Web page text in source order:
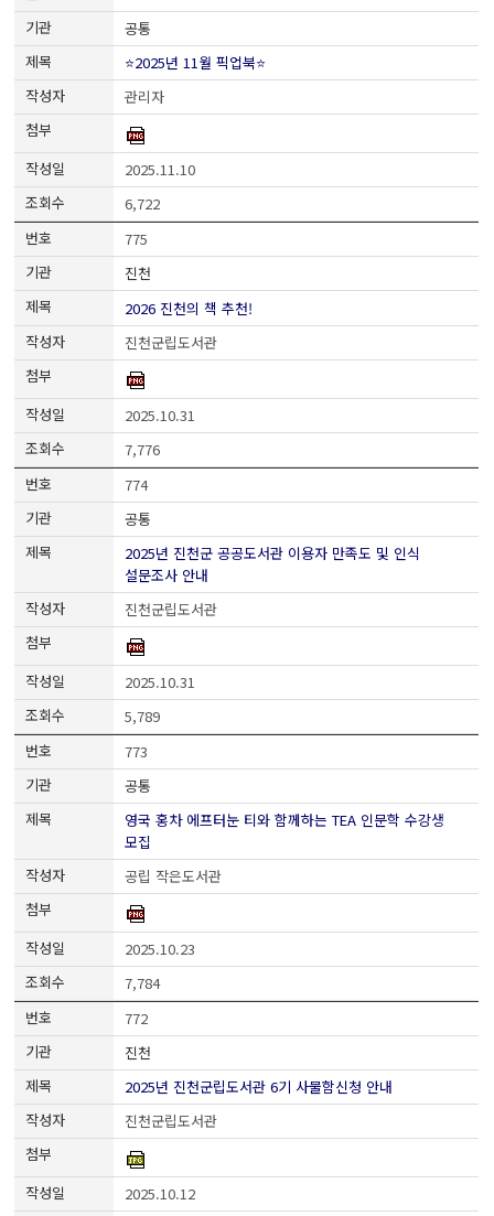
공통
⭐2025년 11월 픽업북⭐
관리자
2025.11.10
6,722
775
진천
2026 진천의 책 추천!
진천군립도서관
2025.10.31
7,776
774
공통
2025년 진천군 공공도서관 이용자 만족도 및 인식
설문조사 안내
진천군립도서관
2025.10.31
5,789
773
공통
영국 홍차 에프터눈 티와 함께하는 TEA 인문학 수강생
모집
공립 작은도서관
2025.10.23
7,784
772
진천
2025년 진천군립도서관 6기 사물함신청 안내
진천군립도서관
2025.10.12